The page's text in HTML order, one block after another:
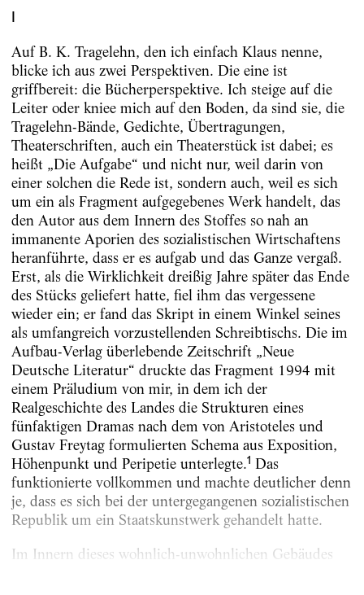
I
Auf B. K. Tragelehn, den ich einfach Klaus nenne,
blicke ich aus zwei Perspektiven. Die eine ist
griffbereit: die Bücherperspektive. Ich steige auf die
Leiter oder kniee mich auf den Boden, da sind sie, die
Tragelehn-Bände, Gedichte, Übertragungen,
Theaterschriften, auch ein Theaterstück ist dabei; es
heißt „Die Aufgabe“ und nicht nur, weil darin von
einer solchen die Rede ist, sondern auch, weil es sich
um ein als Fragment aufgegebenes Werk handelt, das
den Autor aus dem Innern des Stoffes so nah an
immanente Aporien des sozialistischen Wirtschaftens
heranführte, dass er es aufgab und das Ganze vergaß.
Erst, als die Wirklichkeit dreißig Jahre später das Ende
des Stücks geliefert hatte, fiel ihm das vergessene
wieder ein; er fand das Skript in einem Winkel seines
als umfangreich vorzustellenden Schreibtischs. Die im
Aufbau-Verlag überlebende Zeitschrift „Neue
Deutsche Literatur“ druckte das Fragment 1994 mit
einem Präludium von mir, in dem ich der
Realgeschichte des Landes die Strukturen eines
fünfaktigen Dramas nach dem von Aristoteles und
Gustav Freytag formulierten Schema aus Exposition,
Höhenpunkt und Peripetie unterlegte.1 Das
funktionierte vollkommen und machte deutlicher denn
je, dass es sich bei der untergegangenen sozialistischen
Republik um ein Staatskunstwerk gehandelt hatte.
Im Innern dieses wohnlich-unwohnlichen Gebäudes